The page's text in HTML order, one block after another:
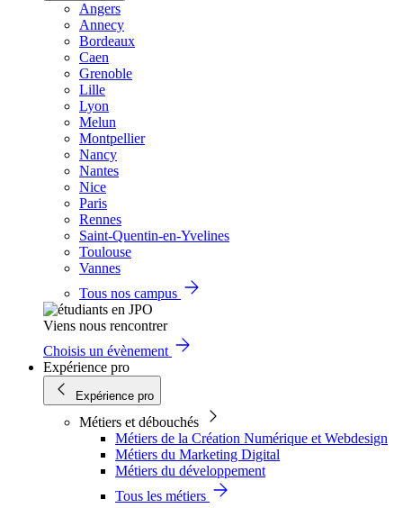
Angers
Annecy
Bordeaux
Caen
Grenoble
Lille
Lyon
Melun
Montpellier
Nancy
Nantes
Nice
Paris
Rennes
Saint-Quentin-en-Yvelines
Toulouse
Vannes
Tous nos campus
Viens nous rencontrer
Choisis un évènement
Expérience pro
Expérience pro
Métiers et débouchés
Métiers de la Création Numérique et Webdesign
Métiers du Marketing Digital
Métiers du développement
Tous les métiers